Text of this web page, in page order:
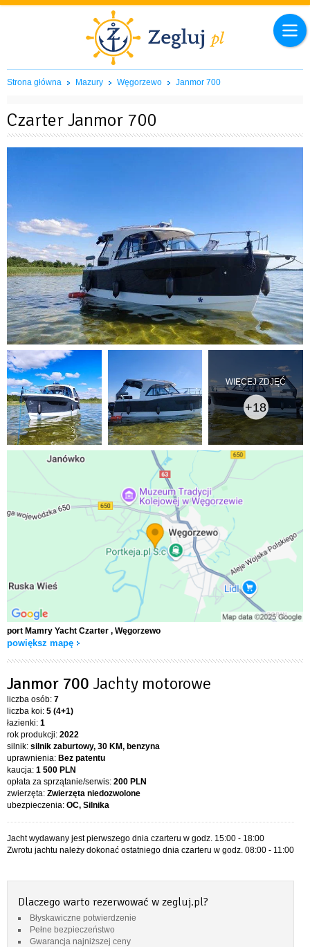
Strona główna Mazury Węgorzewo Janmor 700
Czarter Janmor 700
WIĘCEJ ZDJĘĆ
+18
port Mamry Yacht Czarter , Węgorzewo
powiększ mapę
Janmor 700 Jachty motorowe
liczba osób: 7
liczba koi: 5 (4+1)
łazienki: 1
rok produkcji: 2022
silnik: silnik zaburtowy, 30 KM, benzyna
uprawnienia: Bez patentu
kaucja: 1 500 PLN
opłata za sprzątanie/serwis: 200 PLN
zwierzęta: Zwierzęta niedozwolone
ubezpieczenia: OC, Silnika
Jacht wydawany jest pierwszego dnia czarteru w godz. 15:00 - 18:00
Zwrotu jachtu należy dokonać ostatniego dnia czarteru w godz. 08:00 - 11:00
Dlaczego warto rezerwować w zegluj.pl?
Błyskawiczne potwierdzenie
Pełne bezpieczeństwo
Gwarancja najniższej ceny